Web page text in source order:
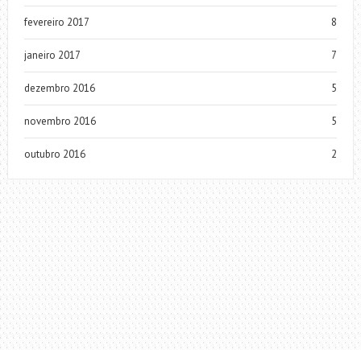
fevereiro 2017 8
janeiro 2017 7
dezembro 2016 5
novembro 2016 5
outubro 2016 2